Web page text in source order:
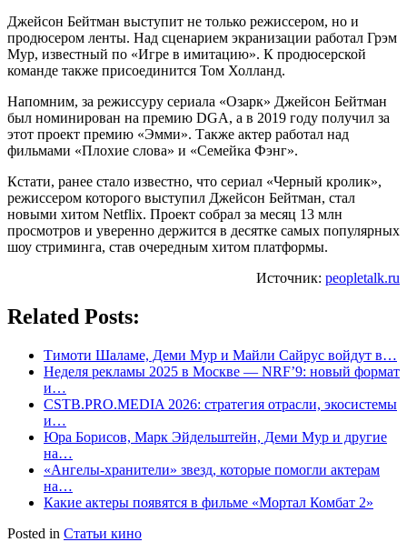
Джейсон Бейтман выступит не только режиссером, но и
продюсером ленты. Над сценарием экранизации работал Грэм
Мур, известный по «Игре в имитацию». К продюсерской
команде также присоединится Том Холланд.
Напомним, за режиссуру сериала «Озарк» Джейсон Бейтман
был номинирован на премию DGA, а в 2019 году получил за
этот проект премию «Эмми». Также актер работал над
фильмами «Плохие слова» и «Семейка Фэнг».
Кстати, ранее стало известно, что сериал «Черный кролик»,
режиссером которого выступил Джейсон Бейтман, стал
новыми хитом Netflix. Проект собрал за месяц 13 млн
просмотров и уверенно держится в десятке самых популярных
шоу стриминга, став очередным хитом платформы.
Источник: peopletalk.ru
Related Posts:
Тимоти Шаламе, Деми Мур и Майли Сайрус войдут в…
Неделя рекламы 2025 в Москве — NRF’9: новый формат
и…
CSTB.PRO.MEDIA 2026: стратегия отрасли, экосистемы
и…
Юра Борисов, Марк Эйдельштейн, Деми Мур и другие
на…
«Ангелы-хранители» звезд, которые помогли актерам
на…
Какие актеры появятся в фильме «Мортал Комбат 2»
Posted in Статьи кино